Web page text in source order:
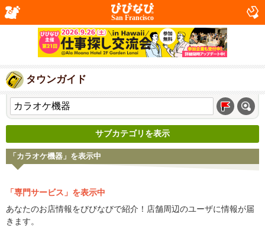
San Francisco
タウンガイド
サブカテゴリを表示
「カラオケ機器」を表示中
「専門サービス」を表示中
あなたのお店情報をびびなびで紹介！店舗周辺のユーザに情報が届
きます。